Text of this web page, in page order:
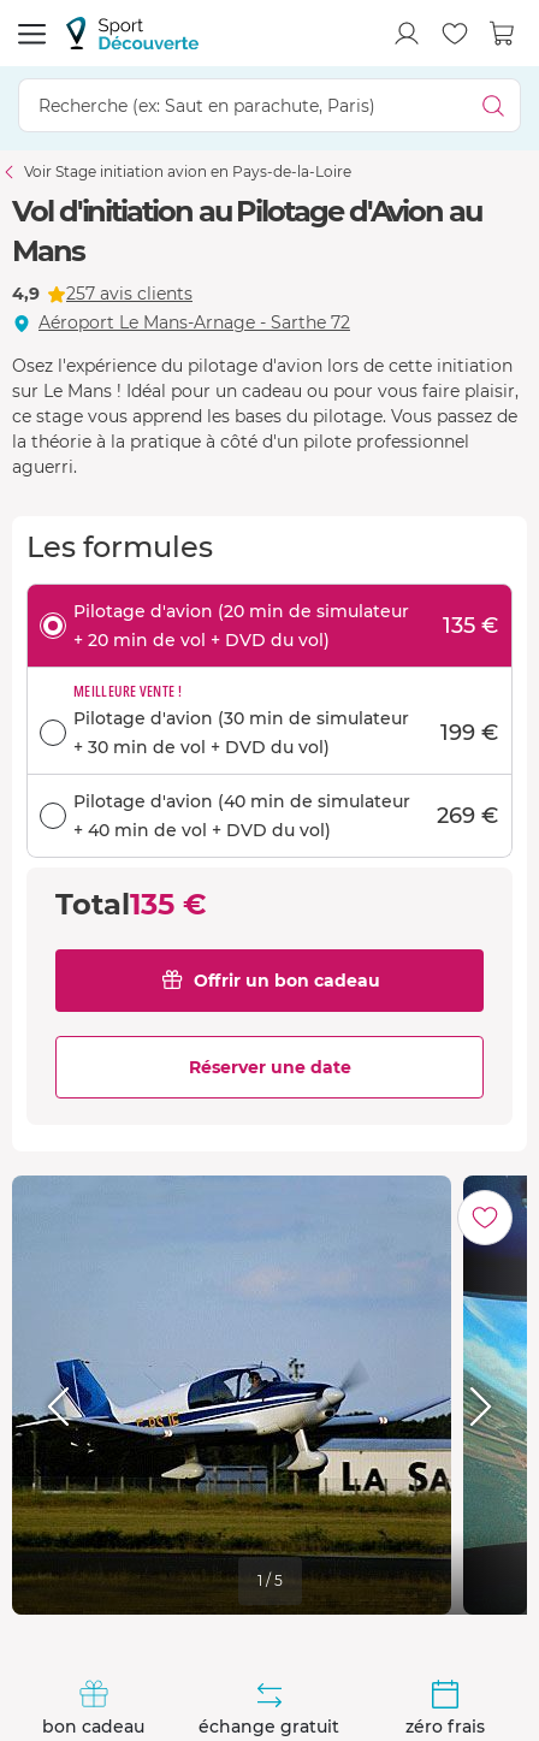
Voir Stage initiation avion en Pays-de-la-Loire
Vol d'initiation au Pilotage d'Avion au
Mans
4,9
257 avis clients
Aéroport Le Mans-Arnage - Sarthe 72
Osez l'expérience du pilotage d'avion lors de cette initiation
sur Le Mans ! Idéal pour un cadeau ou pour vous faire plaisir,
ce stage vous apprend les bases du pilotage. Vous passez de
la théorie à la pratique à côté d'un pilote professionnel
aguerri.
Les formules
Pilotage d'avion (20 min de simulateur
+ 20 min de vol + DVD du vol)
135 €
MEILLEURE VENTE !
Pilotage d'avion (30 min de simulateur
+ 30 min de vol + DVD du vol)
199 €
Pilotage d'avion (40 min de simulateur
+ 40 min de vol + DVD du vol)
269 €
Total135 €
Offrir un bon cadeau
Réserver une date
1 / 5
bon cadeau
échange gratuit
zéro frais